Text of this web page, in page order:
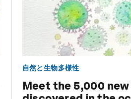
自然と生物多様性
Meet the 5,000